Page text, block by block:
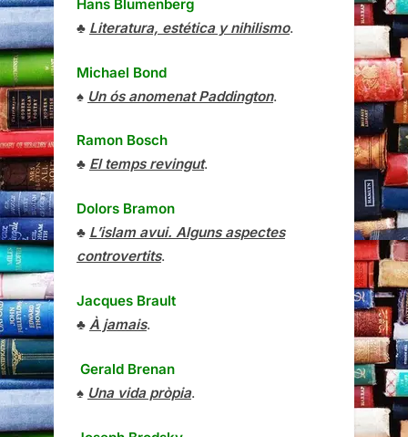
Hans Blumenberg
♣ Literatura, estética y nihilismo.
Michael Bond
♠ Un ós anomenat Paddington.
Ramon Bosch
♣ El temps revingut.
Dolors Bramon
♣ L’islam avui. Alguns aspectes
controvertits.
Jacques Brault
♣ À jamais.
Gerald Brenan
♠ Una vida pròpia.